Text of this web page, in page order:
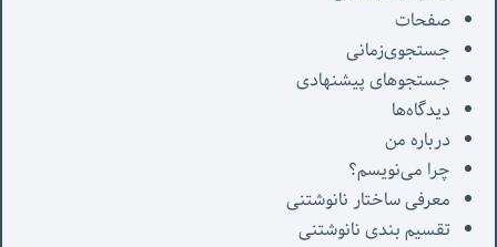
صفحات
جستجوی‌زمانی
جستجوهای پیشنهادی
دیدگاه‌ها
درباره من
چرا می‌نویسم؟
معرفی‌ ساختار نانوشتنی
تقسیم بندی نانوشتنی